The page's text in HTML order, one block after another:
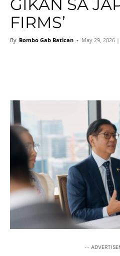
GIKAN SA
FIRMS’
By Bombo Gab Batican - May 29, 2026
--